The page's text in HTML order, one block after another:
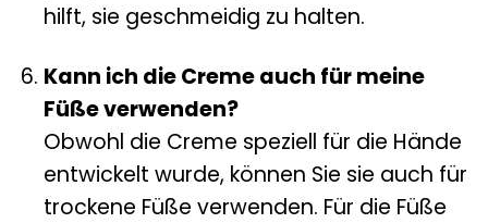
hilft, sie geschmeidig zu halten.
Kann ich die Creme auch für meine
Füße verwenden?
Obwohl die Creme speziell für die Hände
entwickelt wurde, können Sie sie auch für
trockene Füße verwenden. Für die Füße